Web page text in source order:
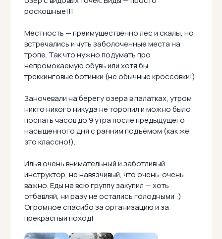
роскошные!!!
Местность — преимущественно лес и скалы, но
встречались и чуть заболоченные места на
тропе. Так что нужно подумать про
непромокаемую обувь или хотя бы
треккинговые ботинки (не обычные кроссовки!).
Заночевали на берегу озера в палатках, утром
никто никого никуда не торопил и можно было
поспать часов до 9 утра после предыдущего
насыщенного дня с ранним подъёмом (как же
это классно!).
Илья очень внимательный и заботливый
инструктор, не навязчивый, что очень-очень
важно. Еды на всю группу закупил — хоть
отбавляй, ни разу не остались голодными :)
Огромное спасибо за организацию и за
прекрасный поход!